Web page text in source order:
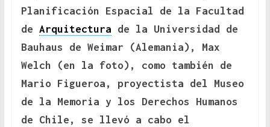
Planificación Espacial de la Facultad
de Arquitectura de la Universidad de
Bauhaus de Weimar (Alemania), Max
Welch (en la foto), como también de
Mario Figueroa, proyectista del Museo
de la Memoria y los Derechos Humanos
de Chile, se llevó a cabo el